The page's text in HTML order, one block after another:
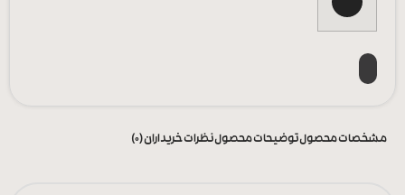
مشخصات محصولتوضیحات محصولنظرات خریداران (0)